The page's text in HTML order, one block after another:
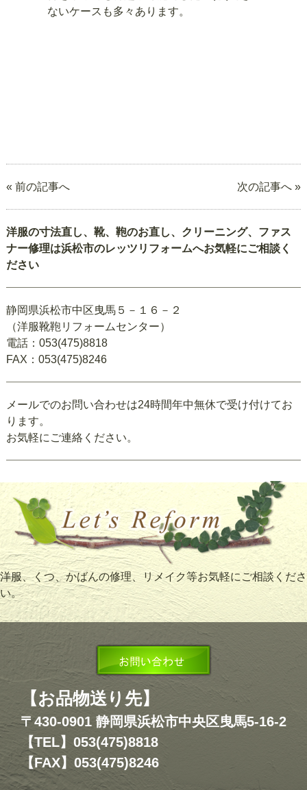
ないケースも多々あります。
« 前の記事へ 次の記事へ »
洋服の寸法直し、靴、鞄のお直し、クリーニング、ファス
ナー修理は浜松市のレッツリフォームへお気軽にご相談く
ださい
静岡県浜松市中区曳馬５－１６－２
（洋服靴鞄リフォームセンター）
電話：053(475)8818
FAX：053(475)8246
メールでのお問い合わせは24時間年中無休で受け付けてお
ります。
お気軽にご連絡ください。
洋服、くつ、かばんの修理、リメイク等お気軽にご相談くださ
い。
【お品物送り先】
〒430-0901 静岡県浜松市中央区曳馬5-16-2
【TEL】053(475)8818
【FAX】053(475)8246